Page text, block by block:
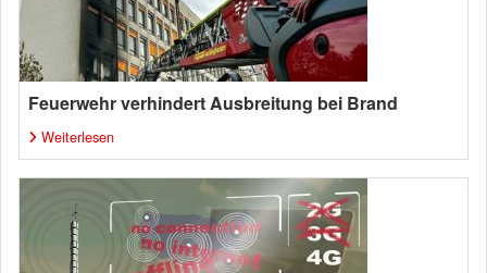
Feuerwehr verhindert Ausbreitung bei Brand
Weiterlesen